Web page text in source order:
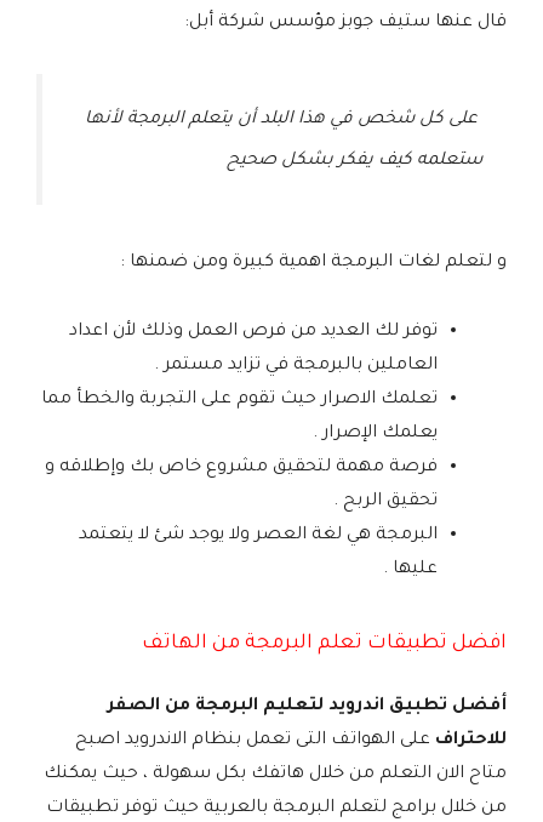
قال عنها ستيف جوبز مؤسس شركة أبل:
على كل شخص في هذا البلد أن يتعلم البرمجة لأنها
ستعلمه كيف يفكر بشكل صحيح
و لتعلم لغات البرمجة اهمية كبيرة ومن ضمنها :
توفر لك العديد من فرص العمل وذلك لأن اعداد
العاملين بالبرمجة في تزايد مستمر .
تعلمك الاصرار حيث تقوم على التجربة والخطأ مما
يعلمك الإصرار .
فرصة مهمة لتحقيق مشروع خاص بك وإطلاقه و
تحقيق الربح .
البرمجة هي لغة العصر ولا يوجد شئ لا يتعتمد
عليها .
افضل تطبيقات تعلم البرمجة من الهاتف
أفضل تطبيق اندرويد لتعليم البرمجة من الصفر
للاحترافعلى الهواتف التى تعمل بنظام الاندرويد اصبح
متاح الان التعلم من خلال هاتفك بكل سهولة ، حيث يمكنك
من خلال برامج لتعلم البرمجة بالعربية حيث توفر تطبيقات